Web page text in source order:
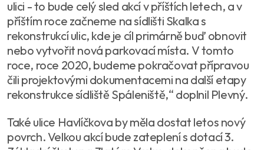
ulici - to bude celý sled akcí v příštích letech, a v
příštím roce začneme na sídlišti Skalka s
rekonstrukcí ulic, kde je cíl primárně buď obnovit
nebo vytvořit nová parkovací místa. V tomto
roce, roce 2020, budeme pokračovat přípravou
čili projektovými dokumentacemi na další etapy
rekonstrukce sídliště Spáleniště,“ doplnil Plevný.
Také ulice Havlíčkova by měla dostat letos nový
povrch. Velkou akcí bude zateplení s dotací 3.